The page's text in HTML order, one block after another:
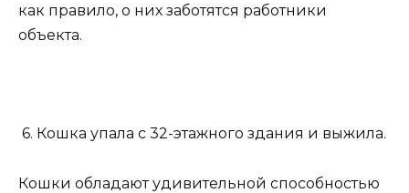
как правило, о них заботятся работники
объекта.
6. Кошка упала с 32-этажного здания и выжила.
Кошки обладают удивительной способностью